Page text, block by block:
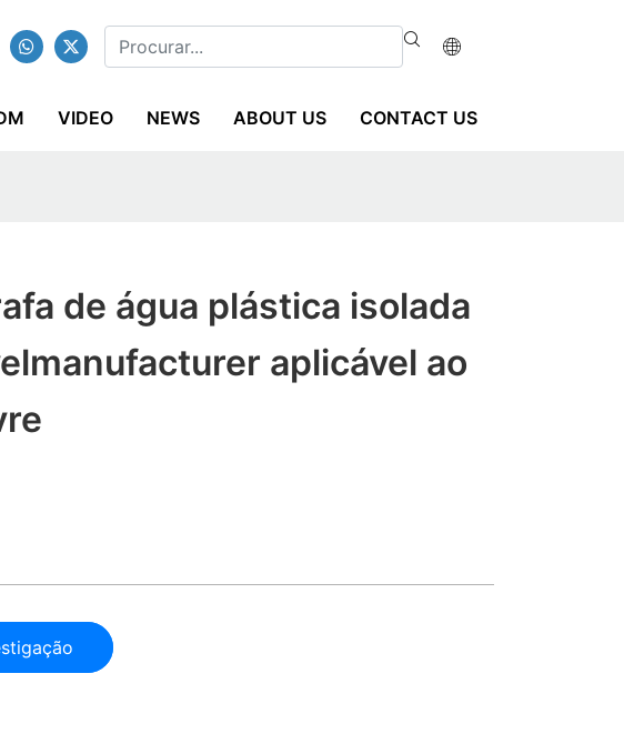
VIDEO NEWS ABOUT US CONTACT US
de água plástica isolada
aplicável ao